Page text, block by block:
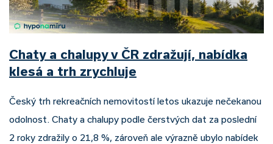
Chaty a chalupy v ČR zdražují, nabídka
klesá a trh zrychluje
Český trh rekreačních nemovitostí letos ukazuje nečekanou
odolnost. Chaty a chalupy podle čerstvých dat za poslední
2 roky zdražily o 21,8 %, zároveň ale výrazně ubylo nabídek